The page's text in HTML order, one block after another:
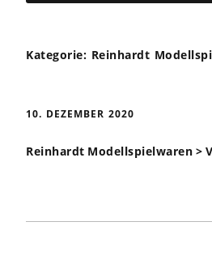
Kategorie: Reinhardt
10. DEZEMBER 2020
Reinhardt Modellspielwaren >